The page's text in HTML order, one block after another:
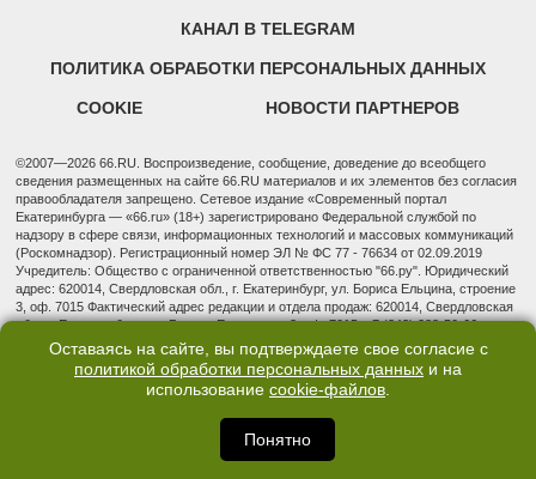
КАНАЛ В TELEGRAM
ПОЛИТИКА ОБРАБОТКИ ПЕРСОНАЛЬНЫХ ДАННЫХ
COOKIE НОВОСТИ ПАРТНЕРОВ
©2007—2026 66.RU. Воспроизведение, сообщение, доведение до всеобщего
сведения размещенных на сайте 66.RU материалов и их элементов без согласия
правообладателя запрещено. Сетевое издание «Современный портал
Екатеринбурга — «66.ru» (18+) зарегистрировано Федеральной службой по
надзору в сфере связи, информационных технологий и массовых коммуникаций
(Роскомнадзор). Регистрационный номер ЭЛ № ФС 77 - 76634 от 02.09.2019
Учредитель: Общество с ограниченной ответственностью "66.ру". Юридический
адрес: 620014, Свердловская обл., г. Екатеринбург, ул. Бориса Ельцина, строение
3, оф. 7015 Фактический адрес редакции и отдела продаж: 620014, Свердловская
обл., г. Екатеринбург, ул. Бориса Ельцина, д. 3, оф. 7015, +7 (343) 288-50-66
info@news.66.ru Главный редактор: Шлыков Дмитрий Владимирович
Оставаясь на сайте, вы подтверждаете свое согласие с
политикой обработки персональных данных и на
использование cookie-файлов.
Понятно